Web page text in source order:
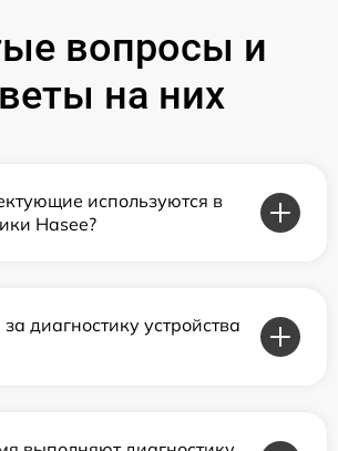
вопросы и
на них
используются в
Hasee?
диагностику устройства